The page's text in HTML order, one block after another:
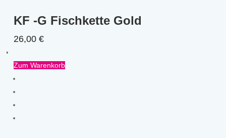
KF -G Fischkette Gold
26,00€
Zum Warenkorb